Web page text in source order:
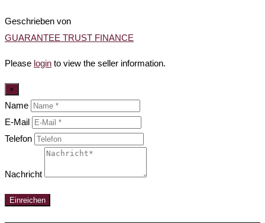
Geschrieben von
GUARANTEE TRUST FINANCE
Please login to view the seller information.
×
Name
E-Mail
Telefon
Nachricht
Einreichen